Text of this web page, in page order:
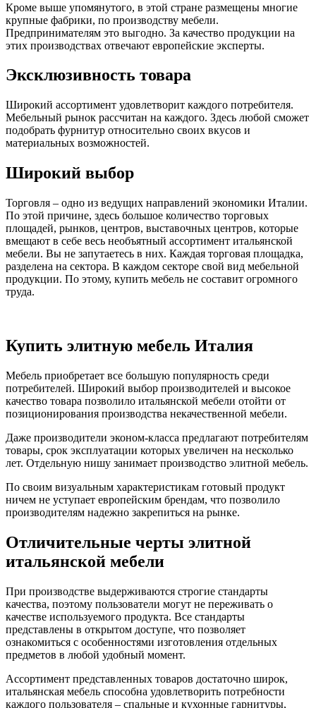
Кроме выше упомянутого, в этой стране размещены многие
крупные фабрики, по производству мебели.
Предпринимателям это выгодно. За качество продукции на
этих производствах отвечают европейские эксперты.
Эксклюзивность товара
Широкий ассортимент удовлетворит каждого потребителя.
Мебельный рынок рассчитан на каждого. Здесь любой сможет
подобрать фурнитур относительно своих вкусов и
материальных возможностей.
Широкий выбор
Торговля – одно из ведущих направлений экономики Италии.
По этой причине, здесь большое количество торговых
площадей, рынков, центров, выставочных центров, которые
вмещают в себе весь необъятный ассортимент итальянской
мебели. Вы не запутаетесь в них. Каждая торговая площадка,
разделена на сектора. В каждом секторе свой вид мебельной
продукции. По этому, купить мебель не составит огромного
труда.
Купить элитную мебель Италия
Мебель приобретает все большую популярность среди
потребителей. Широкий выбор производителей и высокое
качество товара позволило итальянской мебели отойти от
позиционирования производства некачественной мебели.
Даже производители эконом-класса предлагают потребителям
товары, срок эксплуатации которых увеличен на несколько
лет. Отдельную нишу занимает производство элитной мебель.
По своим визуальным характеристикам готовый продукт
ничем не уступает европейским брендам, что позволило
производителям надежно закрепиться на рынке.
Отличительные черты элитной
итальянской мебели
При производстве выдерживаются строгие стандарты
качества, поэтому пользователи могут не переживать о
качестве используемого продукта. Все стандарты
представлены в открытом доступе, что позволяет
ознакомиться с особенностями изготовления отдельных
предметов в любой удобный момент.
Ассортимент представленных товаров достаточно широк,
итальянская мебель способна удовлетворить потребности
каждого пользователя – спальные и кухонные гарнитуры,